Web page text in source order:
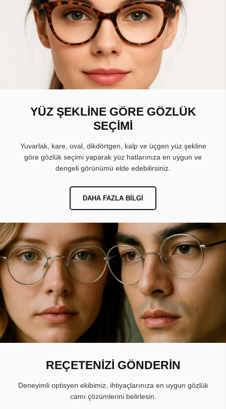
YÜZ ŞEKLİNE GÖRE GÖZLÜK
SEÇİMİ
Yuvarlak, kare, oval, dikdörtgen, kalp ve üçgen yüz şekline
göre gözlük seçimi yaparak yüz hatlarınıza en uygun ve
dengeli görünümü elde edebilirsiniz.
DAHA FAZLA BILGI
REÇETENİZİ GÖNDERİN
Deneyimli optisyen ekibimiz, ihtiyaçlarınıza en uygun gözlük
camı çözümlerini belirlesin.